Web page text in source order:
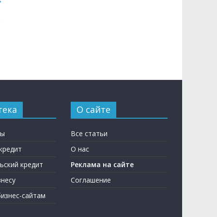
кредит
сайтам
О сайте
Все статьи
О нас
Реклама на сайте
Соглашение